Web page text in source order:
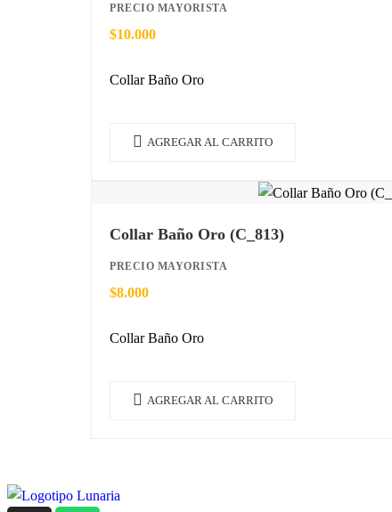
PRECIO MAYORISTA
$10.000
Collar Baño Oro
AGREGAR AL CARRITO
Collar Baño Oro (C_813)
PRECIO MAYORISTA
$8.000
Collar Baño Oro
AGREGAR AL CARRITO